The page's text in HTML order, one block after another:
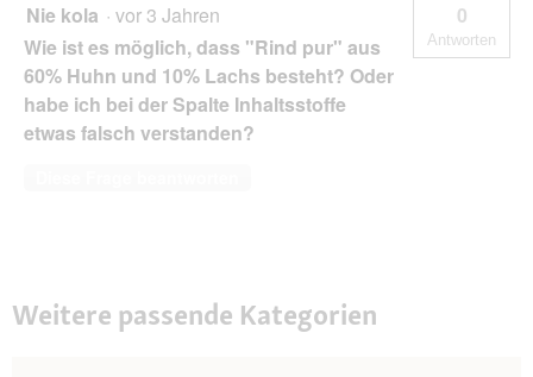
Nie kola · vor 3 Jahren
Wie ist es möglich, dass "Rind pur" aus
60% Huhn und 10% Lachs besteht? Oder
habe ich bei der Spalte Inhaltsstoffe
etwas falsch verstanden?
0
Antworten
Weitere passende Kategorien